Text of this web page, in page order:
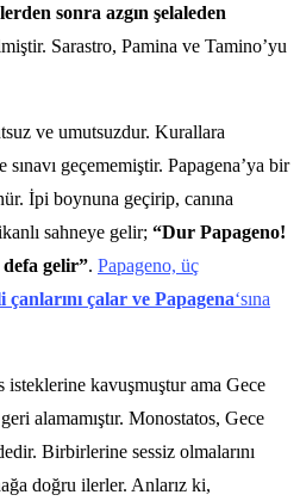
sonra azgın şelaleden
Sarastro, Pamina ve Tamino’yu
ve umutsuzdur. Kurallara
geçememiştir. Papagena’ya bir
İpi boynuna geçirip, canına
sahneye gelir; “Dur Papageno!
gelir”. Papageno, üç
çanlarını çalar ve Papagena‘sına
isteklerine kavuşmuştur ama Gece
alamamıştır. Monostatos, Gece
Birbirlerine sessiz olmalarını
doğru ilerler. Anlarız ki,